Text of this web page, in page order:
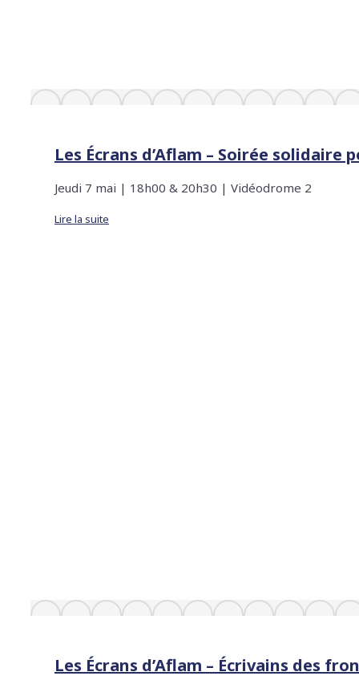
Les Écrans d’Aflam – Soirée
Jeudi 7 mai | 18h00 & 20h30 | Vidéodrome 2
Lire la suite
Les Écrans d’Aflam – Écrivains des